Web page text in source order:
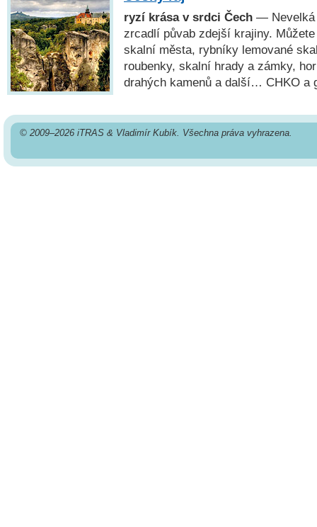
ryzí krása v srdci Čech — Nevelká
zrcadlí půvab zdejší krajiny.
skalní města, rybníky lemované
roubenky, skalní hrady a zámky,
drahých kamenů a další… CHKO a
© 2009–2026 iTRAS & Vladimír Kubík. Všechna práva vyhrazena.